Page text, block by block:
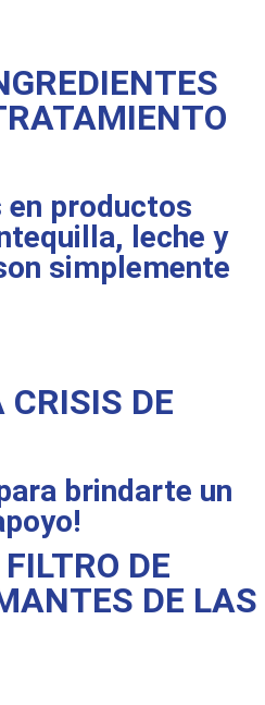
productos
leche y
simplemente
DE
brindarte un
DE
DE LAS